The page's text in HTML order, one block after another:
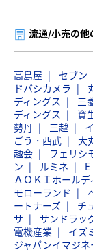
流通/小売の他
高島屋 セブン
ドバシカメラ
ディングス
三
ディングス
資
勢丹
三越
ごう・西武
大
趣会
フェリシ
ン
ルミネ
ＡＯＫＩホールデ
モローランド
ートナーズ
チ
サ
サンドラッ
電機産業
イズ
ジャパンイマジ